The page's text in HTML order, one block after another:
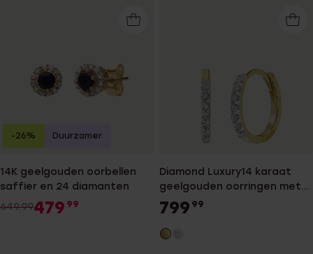
14K geelgouden oorbellen
saffier en 24 diamanten
649.99479 99
-26% Duurzamer
Diamond Luxury14 karaat
geelgouden oorringen met
diamant 0,15ct voor dames
799 99